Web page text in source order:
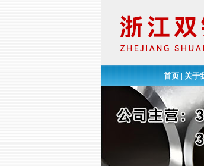
首页 | 关于